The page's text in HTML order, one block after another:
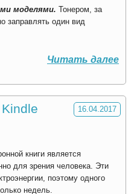
моделями. Тонером, за
заправлять один вид
Читать далее
16.04.2017
книги является
для зрения человека. Эти
поэтому одного
недель.